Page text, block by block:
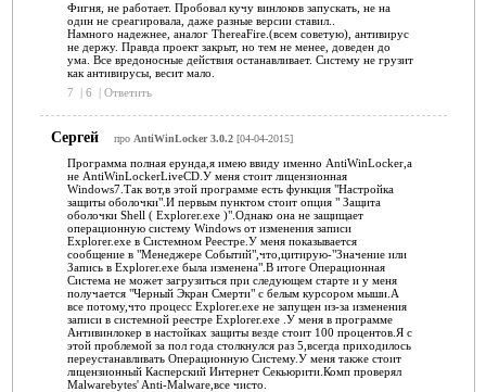
Фигня, не работает. Пробовал кучу винлоков запускать, не на
один не среагировала, даже разные версии ставил..
Намного надежнее, аналог ThereaFire.(всем советую), антивирус
не держу. Правда проект закрыт, но тем не менее, доведен до
ума. Все вредоносные действия останавливает. Систему не грузит
как антивирусы, весит мало.
7
| 6 | Ответить
Сергей про AntiWinLocker 3.0.2[04-04-2015]
Программа полная ерунда,я имею ввиду именно AntiWinLocker,а
не AntiWinLockerLiveCD.У меня стоит лицензионная
Windows7.Так вот,в этой программе есть функция "Настройка
защиты оболочки".И первым пунктом стоит опция " Защита
оболочки Shell ( Explorer.exe )".Однако она не защищает
операционную систему Windows от изменения записи
Explorer.exe в Системном Реестре.У меня показывается
сообщение в "Менеджере Событий",что,цитирую-"Значение или
Запись в Explorer.exe была изменена".В итоге Операционная
Система не может загрузиться при следующем старте и у меня
получается "Черный Экран Смерти" с белым курсором мыши.А
все потому,что процесс Explorer.exe не запущен из-за изменения
записи в системной реестре Explorer.exe .У меня в программе
Антивинлокер в настойках защиты везде стоит 100 процентов.Я с
этой проблемой за пол года столкнулся раз 5,всегда приходилось
переустанавливать Операционную Систему.У меня также стоит
лицензионный Касперский Интернет Секьюрити.Комп проверял
Malwarebytes' Anti-Malware,все чисто.